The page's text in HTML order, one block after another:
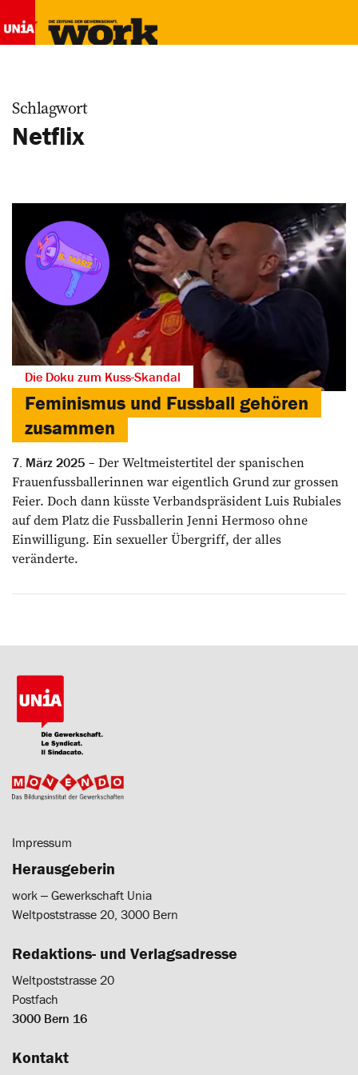
Schlagwort
Netflix
Die Doku zum Kuss-Skandal
Feminismus und Fussball gehören
zusammen
7. März 2025
Der Weltmeistertitel der spanischen
Frauenfussballerinnen war eigentlich Grund zur grossen
Feier. Doch dann küsste Verbandspräsident Luis Rubiales
auf dem Platz die Fussballerin Jenni Hermoso ohne
Einwilligung. Ein sexueller Übergriff, der alles
veränderte.
Impressum
Herausgeberin
work ‒ Gewerkschaft Unia
Weltpoststrasse 20, 3000 Bern
Redaktions- und Verlagsadresse
Weltpoststrasse 20
Postfach
3000 Bern 16
Kontakt